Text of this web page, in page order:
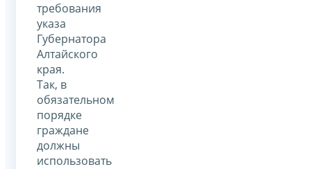
требования
указа
Губернатора
Алтайского
края.
Так, в
обязательном
порядке
граждане
должны
использовать